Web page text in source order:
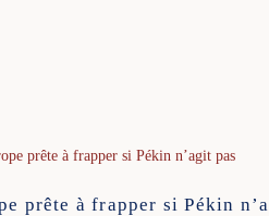
prête à frapper si Pékin n’agit pas
prête à frapper si Pékin